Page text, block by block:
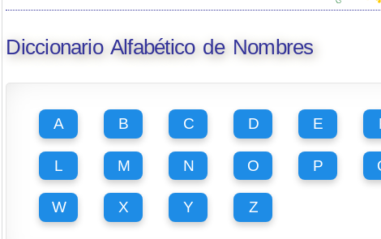
Diccionario Alfabético de Nombres
A B C D E
L M N O P
W X Y Z